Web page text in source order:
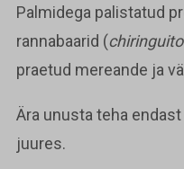
Palmidega palistatud
rannabaarid (
praetud mereande ja
Ära unusta teha
juures.